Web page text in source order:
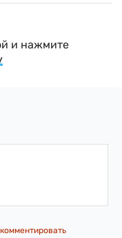
и нажмите